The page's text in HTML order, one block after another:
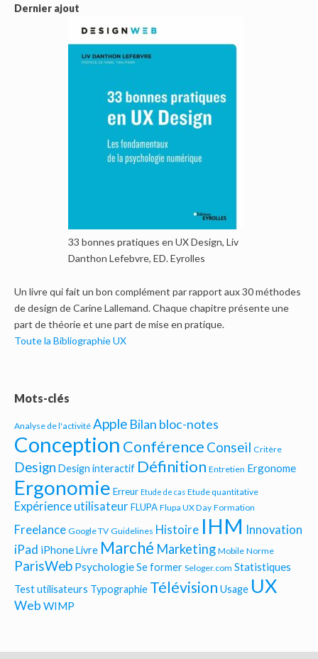
Dernier ajout
33 bonnes pratiques en UX Design, Liv
Danthon Lefebvre, ED. Eyrolles
Un livre qui fait un bon complément par rapport aux 30 méthodes
de design de Carine Lallemand. Chaque chapitre présente une
part de théorie et une part de mise en pratique.
Toute la Bibliographie UX
Mots-clés
Analyse de l'activité Apple Bilan bloc-notes
Conception Conférence Conseil Critère
Design Design interactif Définition Entretien Ergonome
Ergonomie Erreur Etude de cas Etude quantitative
Expérience utilisateur FLUPA Flupa UX Day Formation
Freelance Google TV Guidelines Histoire IHM Innovation
iPad iPhone Livre Marché Marketing Mobile Norme
ParisWeb PsychologieSe former Seloger.com Statistiques
Test utilisateurs Typographie Télévision Usage UX
Web WIMP